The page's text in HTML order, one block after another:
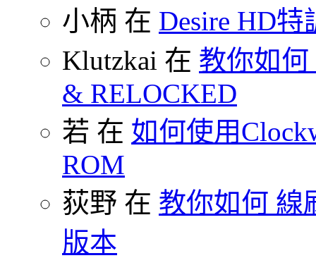
小柄 在 Desire HD特
Klutzkai 在 教你如
& RELOCKED
若 在 如何使用
ROM
荻野 在 教你如何 線
版本